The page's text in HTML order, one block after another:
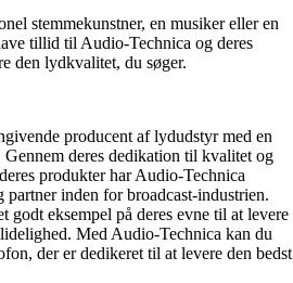
stemmekunstner, en musiker eller en
tillid til Audio-Technica og deres
den lydkvalitet, du søger.
producent af lydudstyr med en
deres dedikation til kvalitet og
produkter har Audio-Technica
partner inden for broadcast-industrien.
godt eksempel på deres evne til at levere
Med Audio-Technica kan du
der er dedikeret til at levere den bedst